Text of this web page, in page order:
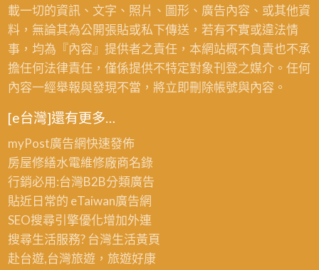
載一切的資訊、文字、照片、圖形、廣告內容、或其他資
料，無論其為公開張貼或私下傳送，若有不實或違法情
事，均為『內容』提供者之責任，本網站概不負責也不承
擔任何法律責任，僅係提供不特定對象刊登之媒介。任何
內容一經舉報與發現不當，將立即刪除帳號與內容。
[e台灣]還有更多…
myPost廣告網快速發佈
房屋修繕水電維修廠商名錄
行銷必用:台灣B2B分類廣告
貼近日常的 eTaiwan廣告網
SEO搜尋引擎優化增加外連
搜尋生活服務? 台灣生活黃頁
赴台遊,台灣旅遊，旅遊好康